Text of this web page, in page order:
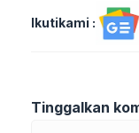
Ikutikami :
Tinggalkan